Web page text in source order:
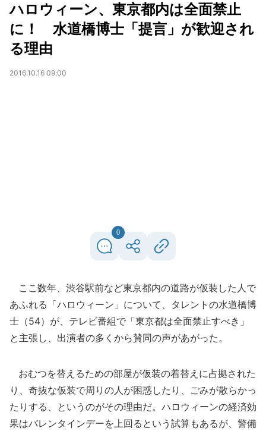
ハロウィーン、東京都内は全面禁止
に！ 水道橋博士「提言」が歓迎され
る理由
2016.10.16 09:00
0
ここ数年、渋谷駅前など東京都内の道路が仮装した人で
あふれる「ハロウィーン」について、タレントの水道橋博
士（54）が、テレビ番組で「東京都は全面禁止すべき」
と主張し、出演者の多くから賛同の声があがった。
おむつを替えるための部屋が仮装の着替えに占拠された
り、奇抜な仮装で周りの人が困惑したり、ごみが散らかっ
たりする、というのがその理由だ。ハロウィーンの経済効
果はバレンタインデーを上回るという試算もあるが、警備